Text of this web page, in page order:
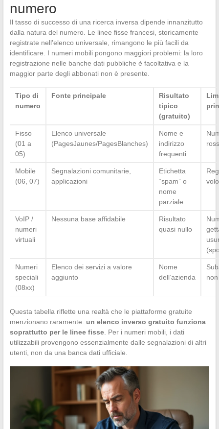
numero
Il tasso di successo di una ricerca inversa dipende innanzitutto
dalla natura del numero. Le linee fisse francesi, storicamente
registrate nell’elenco universale, rimangono le più facili da
identificare. I numeri mobili pongono maggiori problemi: la loro
registrazione nelle banche dati pubbliche è facoltativa e la
maggior parte degli abbonati non è presente.
Tipo di
numero
Fonte principale
Risultato
tipico
(gratuito)
Fisso
(01 a
05)
Elenco universale
(PagesJaunes/PagesBlanches)
Nome e
indirizzo
frequenti
Mobile
(06, 07)
Segnalazioni comunitarie,
applicazioni
Etichetta
“spam” o
nome
parziale
VoIP /
numeri
virtuali
Nessuna base affidabile
Risultato
quasi nullo
Numeri
speciali
(08xx)
Elenco dei servizi a valore
aggiunto
Nome
dell’azienda
Questa tabella riflette una realtà che le piattaforme gratuite
menzionano raramente: un elenco inverso gratuito funziona
soprattutto per le linee fisse. Per i numeri mobili, i dati
utilizzabili provengono essenzialmente dalle segnalazioni di altri
utenti, non da una banca dati ufficiale.